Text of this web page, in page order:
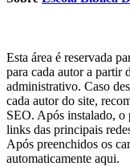
Esta área é reservada
para cada autor a partir
administrativo. Caso
cada autor do site,
SEO. Após instalado, o
links das principais
Após preenchidos os
automaticamente aqui.